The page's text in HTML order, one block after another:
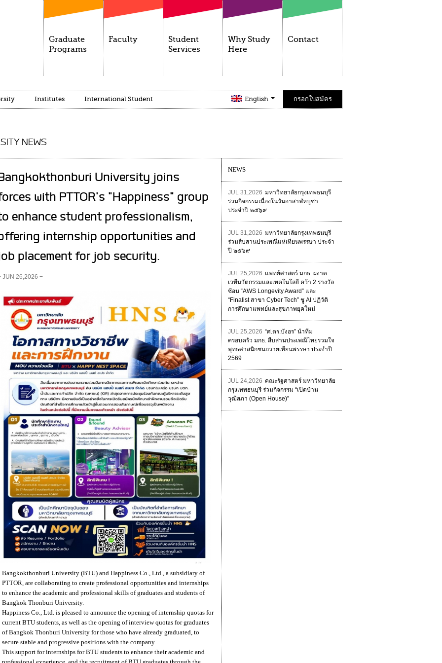
Graduate
Programs
Faculty
Student
Services
Why Study
Here
Contact
Institutes International Student English กรอกใบสมัคร
NEWS
University joins
with PTTOR's "Happiness" group
enhance student professionalism,
internship opportunities and
placement for job security.
JUN 26,2026 −
Bangkokthonburi University (BTU) and Happiness Co., Ltd., a subsidiary of
PTTOR, are collaborating to create professional opportunities and internships
to enhance the academic and professional skills of graduates and students of
Bangkok Thonburi University.
Happiness Co., Ltd. is pleased to announce the opening of internship quotas for
current BTU students, as well as the opening of interview quotas for graduates
of Bangkok Thonburi University for those who have already graduated, to
secure stable and progressive positions with the company.
This support for internships for BTU students to enhance their academic and
NEWS
JUL 31,2026 มหาวิทยาลัยกรุงเทพธนบุรี
ร่วมกิจกรรมเนื่องในวันอาสาฬหบูชา
ประจำปี ๒๕๖๙
JUL 31,2026 มหาวิทยาลัยกรุงเทพธนบุรี
ร่วมสืบสานประเพณีแห่เทียนพรรษา ประจำ
ปี ๒๕๖๙
JUL 25,2026 แพทย์ศาสตร์ มกธ. ผงาด
เวทีนวัตกรรมและเทคโนโลยี คว้า 2 รางวัล
ซ้อน “AWS Longevity Award” และ
“Finalist สาขา Cyber Tech” ชู AI ปฏิวัติ
การศึกษาแพทย์และสุขภาพยุคใหม่
JUL 25,2026 “ศ.ดร.บังอร” นำทีม
ครอบครัว มกธ. สืบสานประเพณีไทยรวมใจ
พุทธศาสนิกชนถวายเทียนพรรษา ประจำปี
2569
JUL 24,2026 คณะรัฐศาสตร์ มหาวิทยาลัย
กรุงเทพธนบุรี ร่วมกิจกรรม “เปิดบ้าน
วุฒิสภา (Open House)”